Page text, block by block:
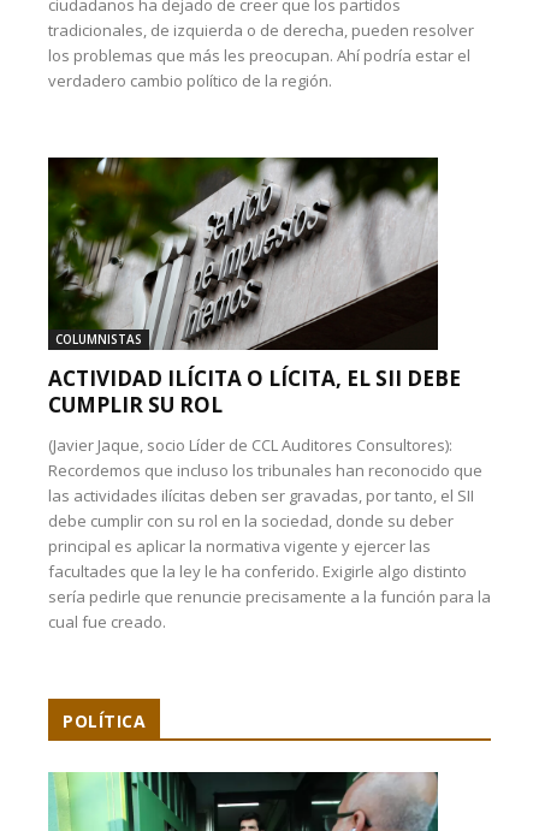
ciudadanos ha dejado de creer que los partidos
tradicionales, de izquierda o de derecha, pueden resolver
los problemas que más les preocupan. Ahí podría estar el
verdadero cambio político de la región.
COLUMNISTAS
ACTIVIDAD ILÍCITA O LÍCITA, EL SII DEBE
CUMPLIR SU ROL
(Javier Jaque, socio Líder de CCL Auditores Consultores):
Recordemos que incluso los tribunales han reconocido que
las actividades ilícitas deben ser gravadas, por tanto, el SII
debe cumplir con su rol en la sociedad, donde su deber
principal es aplicar la normativa vigente y ejercer las
facultades que la ley le ha conferido. Exigirle algo distinto
sería pedirle que renuncie precisamente a la función para la
cual fue creado.
POLÍTICA